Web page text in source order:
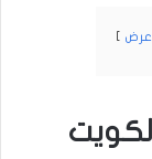
عرض